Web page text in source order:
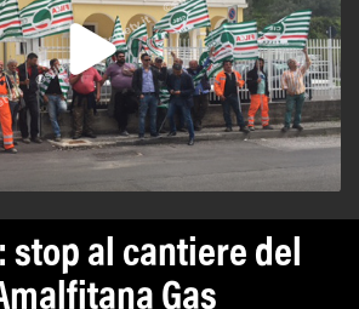
stop al cantiere del
Gas